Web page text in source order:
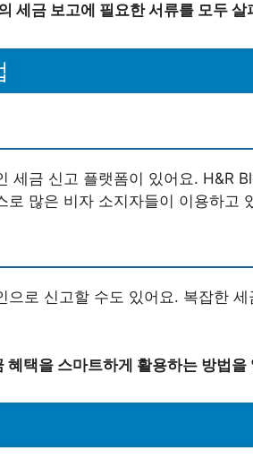
세금 보고에 필요한 서류를 모두 살
세금 신고 플랫폼이 있어요. H&R
로 많은 비자 소지자들이 이용하고
으로 신고할 수도 있어요. 복잡한
혜택을 스마트하게 활용하는 방법을